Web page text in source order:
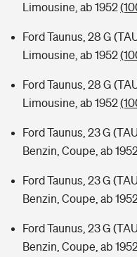
Limousine, ab 1952
Ford Taunus, 28 G
Limousine, ab 1952
Ford Taunus, 28 G
Limousine, ab 1952
Ford Taunus, 23 G
Benzin, Coupe, ab
Ford Taunus, 23 G
Benzin, Coupe, ab
Ford Taunus, 23 G
Benzin, Coupe, ab